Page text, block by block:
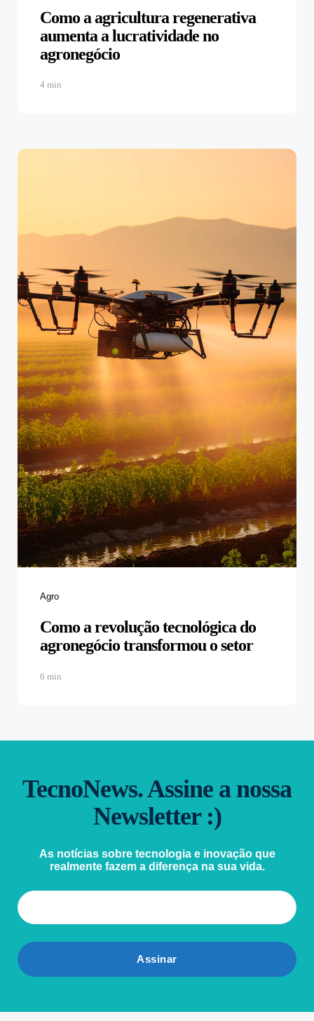
Como a agricultura regenerativa
aumenta a lucratividade no
agronegócio
4 min
Categories
Agro
Como a revolução tecnológica do
agronegócio transformou o setor
6 min
TecnoNews. Assine a nossa
Newsletter :)
As notícias sobre tecnologia e inovação que
realmente fazem a diferença na sua vida.